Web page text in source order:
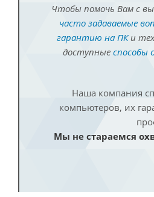
Чтобы помочь Вам с
часто задаваемые
гарантию на ПКи
доступные способы
Наша компания
компьютеров, их
Мы не стараемся